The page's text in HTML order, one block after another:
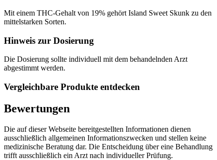
Mit einem THC-Gehalt von 19% gehört Island Sweet Skunk zu den
mittelstarken Sorten.
Hinweis zur Dosierung
Die Dosierung sollte individuell mit dem behandelnden Arzt
abgestimmt werden.
Vergleichbare Produkte entdecken
Bewertungen
Die auf dieser Webseite bereitgestellten Informationen dienen
ausschließlich allgemeinen Informationszwecken und stellen keine
medizinische Beratung dar. Die Entscheidung über eine Behandlung
trifft ausschließlich ein Arzt nach individueller Prüfung.